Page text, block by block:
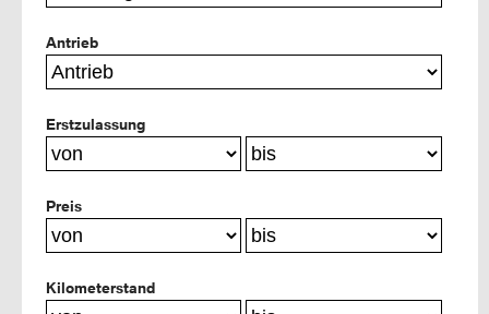
Antrieb
Erstzulassung
Preis
Kilometerstand